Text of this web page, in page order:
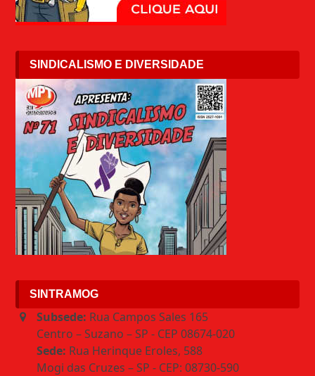
SINDICALISMO E DIVERSIDADE
SINTRAMOG
Subsede: Rua Campos Sales 165
Centro – Suzano – SP - CEP 08674-020
Sede: Rua Herinque Eroles, 588
Mogi das Cruzes – SP - CEP: 08730-590